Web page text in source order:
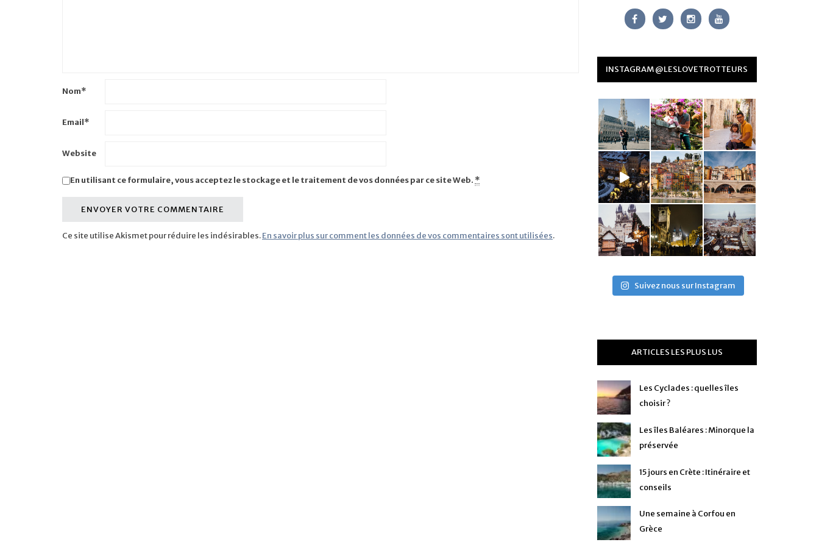
Nom*
Email*
Website
En utilisant ce formulaire, vous acceptez le stockage et le traitement de vos données par ce site Web. *
Ce site utilise Akismet pour réduire les indésirables.En savoir plus sur comment les données de vos commentaires sont utilisées.
INSTAGRAM @LESLOVETROTTEURS
Suivez nous sur Instagram
ARTICLES LES PLUS LUS
Les Cyclades : quelles îles
choisir ?
Les îles Baléares : Minorque la
préservée
15 jours en Crète : Itinéraire et
conseils
Une semaine à Corfou en
Grèce